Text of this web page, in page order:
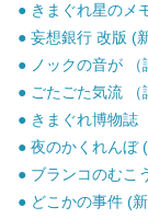
● きまぐれ星のメ
● 妄想銀行 改版 (
● ノックの音が
● ごたごた気流
● きまぐれ博物誌
● 夜のかくれんぼ
● ブランコのむこ
● どこかの事件 (